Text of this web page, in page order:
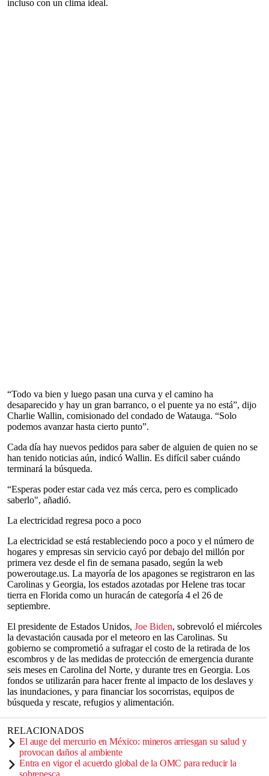
incluso con un clima ideal.
“Todo va bien y luego pasan una curva y el camino ha
desaparecido y hay un gran barranco, o el puente ya no está”, dijo
Charlie Wallin, comisionado del condado de Watauga. “Solo
podemos avanzar hasta cierto punto”.
Cada día hay nuevos pedidos para saber de alguien de quien no se
han tenido noticias aún, indicó Wallin. Es difícil saber cuándo
terminará la búsqueda.
“Esperas poder estar cada vez más cerca, pero es complicado
saberlo", añadió.
La electricidad regresa poco a poco
La electricidad se está restableciendo poco a poco y el número de
hogares y empresas sin servicio cayó por debajo del millón por
primera vez desde el fin de semana pasado, según la web
poweroutage.us. La mayoría de los apagones se registraron en las
Carolinas y Georgia, los estados azotadas por Helene tras tocar
tierra en Florida como un huracán de categoría 4 el 26 de
septiembre.
El presidente de Estados Unidos, Joe Biden, sobrevoló el miércoles
la devastación causada por el meteoro en las Carolinas. Su
gobierno se comprometió a sufragar el costo de la retirada de los
escombros y de las medidas de protección de emergencia durante
seis meses en Carolina del Norte, y durante tres en Georgia. Los
fondos se utilizarán para hacer frente al impacto de los deslaves y
las inundaciones, y para financiar los socorristas, equipos de
búsqueda y rescate, refugios y alimentación.
RELACIONADOS
El auge del mercurio en México: mineros arriesgan su salud y
provocan daños al ambiente
Entra en vigor el acuerdo global de la OMC para reducir la
sobrepesca